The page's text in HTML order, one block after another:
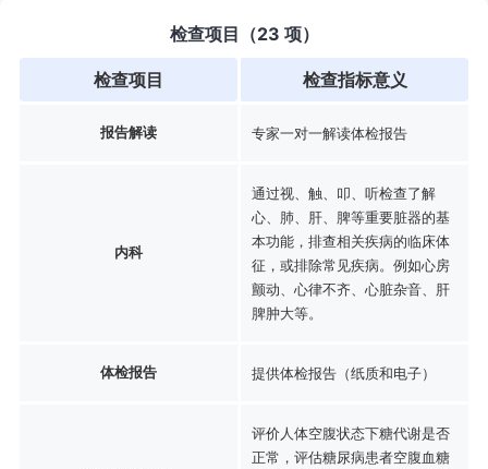
检查项目（23 项）
检查项目 检查指标意义
报告解读 专家一对一解读体检报告
内科
通过视、触、叩、听检查了解
心、肺、肝、脾等重要脏器的基
本功能，排查相关疾病的临床体
征，或排除常见疾病。例如心房
颤动、心律不齐、心脏杂音、肝
脾肿大等。
体检报告 提供体检报告（纸质和电子）
评价人体空腹状态下糖代谢是否
正常，评估糖尿病患者空腹血糖